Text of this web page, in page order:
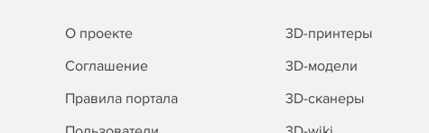
О проекте
Соглашение
Правила портала
3D-принтеры
3D-модели
3D-сканеры